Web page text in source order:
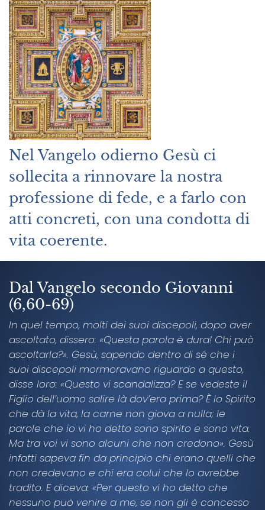
Nel Vangelo odierno Gesù ci
sollecita a rinnovare la nostra
professione di fede, e a farlo con
atti concreti, con una condotta di
vita coerente.
Dal Vangelo secondo Giovanni
(6,60-69)
In quel tempo, molti dei suoi discepoli, dopo aver
ascoltato, dissero: «Questa parola è dura! Chi può
ascoltarla?». Gesù, sapendo dentro di sé che i
suoi discepoli mormoravano riguardo a questo,
disse loro: «Questo vi scandalizza? E se vedeste il
Figlio dell’uomo salire là dov’era prima? È lo Spirito
che dà la vita, la carne non giova a nulla; le
parole che io vi ho detto sono spirito e sono vita.
Ma tra voi vi sono alcuni che non credono». Gesù
infatti sapeva fin da principio chi erano quelli che
non credevano e chi era colui che lo avrebbe
tradito. E diceva: «Per questo vi ho detto che
nessuno può venire a me, se non gli è concesso